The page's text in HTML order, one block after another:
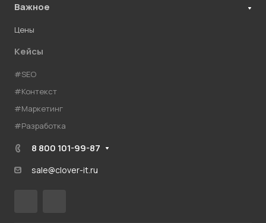
Важное
Цены
Кейсы
#SEO
#Контекст
#Маркетинг
#Разработка
8 800 101-99-87
sale@clover-it.ru